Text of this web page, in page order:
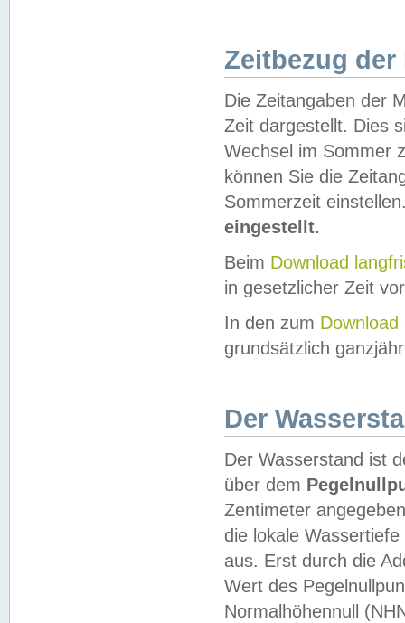
Zeitbezug der
Die Zeitangaben der
Zeit dargestellt. Dies
Wechsel im Sommer
können Sie die
Sommerzeit
eingestellt.
Beim Download
in gesetzlicher Zeit
In den zum Download
grundsätzlich
Der
Der Wasserstand ist
über dem
Zentimeter
die lokale
aus. Erst durch die
Wert des
Normalhöhennull